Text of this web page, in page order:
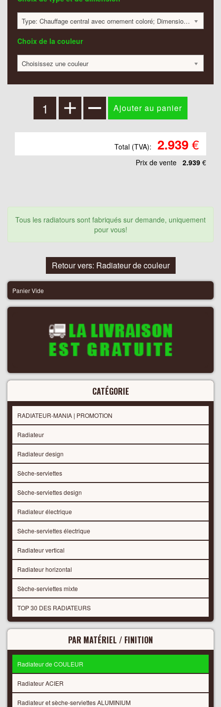
Type: Chauffage central avec ornement coloré; Dimension: 1200x320x40mm; 648 Watt:; 2939 €
Choix de la couleur
Choisissez une couleur
Total (TVA): 2.939€
Prix ​​de vente 2.939 €
Tous les radiatours sont fabriqués sur demande, uniquement
pour vous!
Retour vers: Radiateur de couleur
Panier Vide
CATÉGORIE
RADIATEUR-MANIA | PROMOTION
Radiateur
Radiateur design
Sèche-serviettes
Sèche-serviettes design
Radiateur électrique
Sèche-serviettes électrique
Radiateur vertical
Radiateur horizontal
Sèche-serviettes mixte
TOP 30 DES RADIATEURS
PAR MATÉRIEL / FINITION
Radiateur de COULEUR
Radiateur ACIER
Radiateur et sèche-serviettes ALUMINIUM